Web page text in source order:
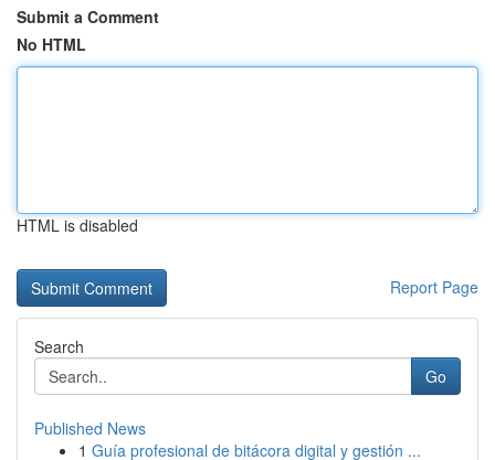
Submit a Comment
No HTML
HTML is disabled
Report Page
Search
Go
Published News
1 Guía profesional de bitácora digital y gestión ...